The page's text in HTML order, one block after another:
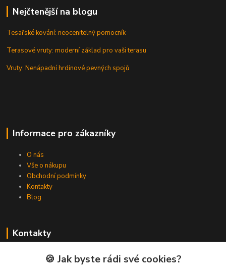
Nejčtenější na blogu
Tesařské kování: neocenitelný pomocník
Terasové vruty: moderní základ pro vaši terasu
Vruty: Nenápadní hrdinové pevných spojů
Informace pro zákazníky
O nás
Vše o nákupu
Obchodní podmínky
Kontakty
Blog
Kontakty
Zákaznická podpora Spojovat.cz
+420 606 036 459
🍪 Jak byste rádi své cookies?